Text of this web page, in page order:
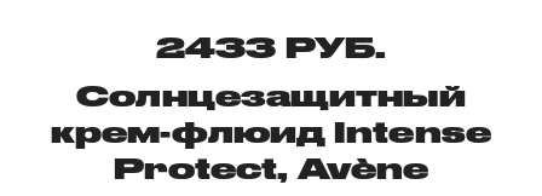
2433 РУБ.
Солнцезащитный
крем-флюид Intense
Protect, Avène